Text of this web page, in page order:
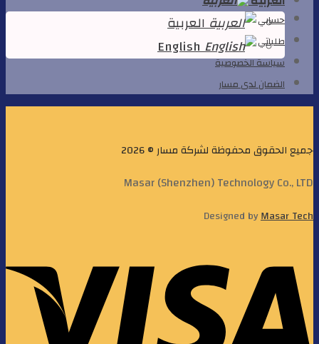
العربية
English
حسابي
طلباتي
سياسة الخصوصية
الضمان لدى مسار
جميع الحقوق محفوظة لشركة مسار © 2026
Masar (Shenzhen) Technology Co., LTD
Designed byMasar Tech